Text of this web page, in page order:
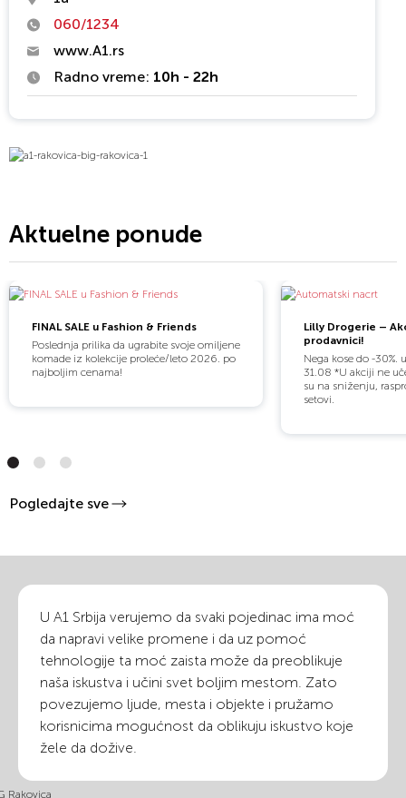
060/1234
www.A1.rs
Radno vreme: 10h - 22h
Aktuelne ponude
FINAL SALE u Fashion & Friends
Poslednja prilika da ugrabite svoje omiljene
komade iz kolekcije proleće/leto 2026. po
najboljim cenama!
Lilly Drogerie –
prodavnici!
Nega kose do -
31.08 *U akciji ne
su na sniženju,
setovi.
Pogledajte sve
U A1 Srbija verujemo da svaki pojedinac ima moć
da napravi velike promene i da uz pomoć
tehnologije ta moć zaista može da preoblikuje
naša iskustva i učini svet boljim mestom. Zato
povezujemo ljude, mesta i objekte i pružamo
korisnicima mogućnost da oblikuju iskustvo koje
žele da dožive.